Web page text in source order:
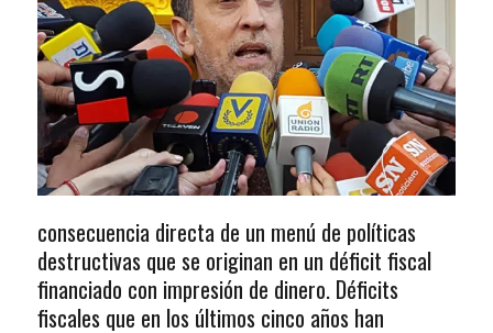
consecuencia directa de un menú de políticas
destructivas que se originan en un déficit fiscal
financiado con impresión de dinero. Déficits
fiscales que en los últimos cinco años han